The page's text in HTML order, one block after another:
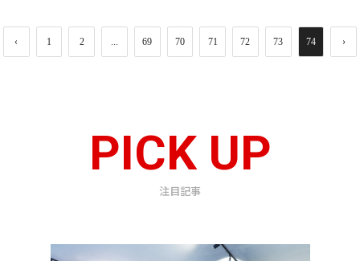
‹ 1 2 69 70 71 72 73 74 ›
PICK UP
注目記事